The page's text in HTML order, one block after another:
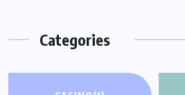
Categories